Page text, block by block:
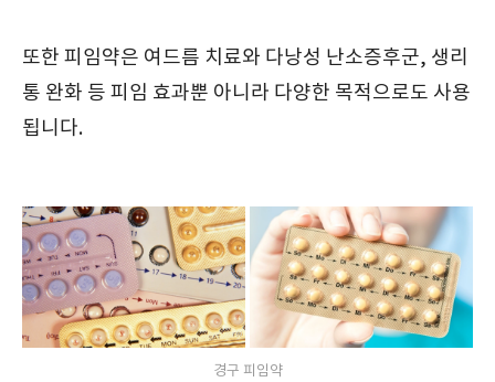
또한 피임약은 여드름 치료와 다낭성 난소증후군, 생리
통 완화 등 피임 효과뿐 아니라 다양한 목적으로도 사용
됩니다.
경구 피임약